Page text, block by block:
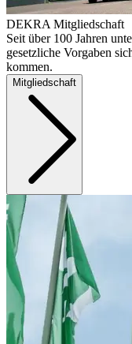
DEKRA Mitgliedschaft
Seit über 100 Jahren
gesetzliche Vorgaben
kommen.
Mitgliedschaft